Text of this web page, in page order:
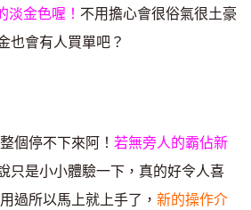
淡金色喔！ 不用擔心會很俗氣很土豪
也會有人買單吧？
個停不下來阿！ 若無旁人的霸佔新
只是小小體驗一下，真的好令人喜
過所以馬上就上手了， 新的操作介